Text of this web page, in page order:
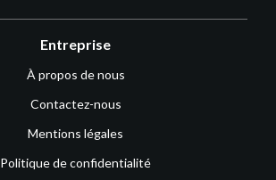
Entreprise
À propos de nous
Contactez-nous
Mentions légales
Politique de confidentialité